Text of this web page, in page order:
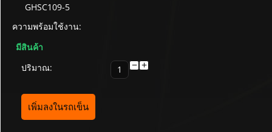
GHSC109-5
ความพร้อมใช้งาน:
มีสินค้า
ปริมาณ:
+
−
เพิ่มลงในรถเข็น